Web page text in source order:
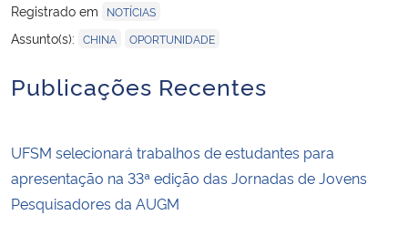
Registrado em
NOTÍCIAS
Assunto(s): CHINA OPORTUNIDADE
Publicações Recentes
UFSM selecionará trabalhos de estudantes para
apresentação na 33ª edição das Jornadas de Jovens
Pesquisadores da AUGM